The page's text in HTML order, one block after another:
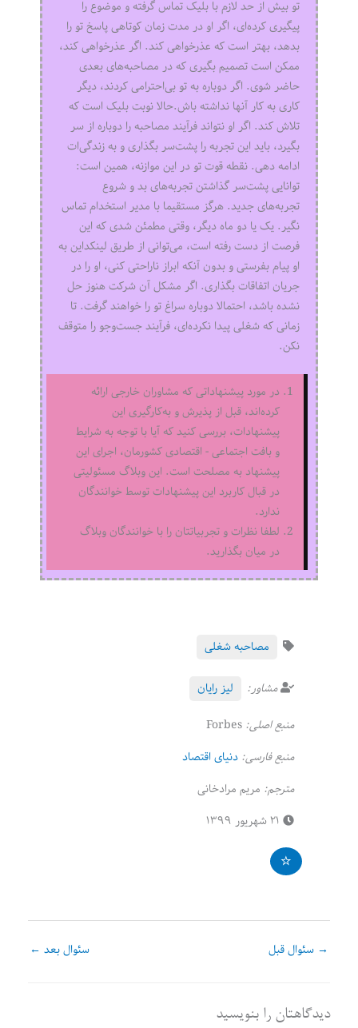
تو بیش از حد لازم با بلیک تماس گرفته و موضوع را
پیگیری کرده‌ای، اگر او در مدت زمان کوتاهی پاسخ تو را
بدهد، بهتر است که عذرخواهی کند. اگر عذرخواهی کند،
ممکن است تصمیم بگیری که در مصاحبه‌های بعدی
حاضر شوی. اگر دوباره به تو بی‌احترامی کردند، دیگر
کاری به کار آنها نداشته باش.حالا نوبت بلیک است که
تلاش کند. اگر او نتواند فرآیند مصاحبه را دوباره از سر
بگیرد، باید این تجربه را پشت‌سر بگذاری و به زندگی‌ات
ادامه دهی. نقطه قوت تو در این موازنه، همین است:
توانایی پشت‌سر گذاشتن تجربه‌های بد و شروع
تجربه‌های جدید. هرگز مستقیما با مدیر استخدام تماس
نگیر. یک یا دو ماه دیگر، وقتی مطمئن شدی که این
فرصت از دست رفته است، می‌توانی از طریق لینکداین به
او پیام بفرستی و بدون آنکه ابراز ناراحتی کنی، او را در
جریان اتفاقات بگذاری. اگر مشکل آن شرکت هنوز حل
نشده باشد، احتمالا دوباره سراغ تو را خواهند گرفت. تا
زمانی که شغلی پیدا نکرده‌ای، فرآیند جست‌وجو را متوقف
نکن.
در مورد پیشنهاداتی که مشاوران خارجی ارائه
کرده‌اند، قبل از پذیرش و به‌کارگیری این
پیشنهادات، بررسی کنید که آیا با توجه به شرایط
و بافت اجتماعی - اقتصادی کشورمان، اجرای این
پیشنهاد به مصلحت است. این وبلاگ مسئولیتی
در قبال کاربرد این پیشنهادات توسط خوانندگان
ندارد.
لطفا نظرات و تجربیاتتان را با خوانندگان وبلاگ
در میان بگذارید.
مصاحبه شغلی
مشاور:
لیز رایان
منبع اصلی: Forbes
منبع فارسی: دنیای اقتصاد
مترجم: مریم مرادخانی
→ سئوال قبل سئوال بعد ←
دیدگاهتان را بنویسید